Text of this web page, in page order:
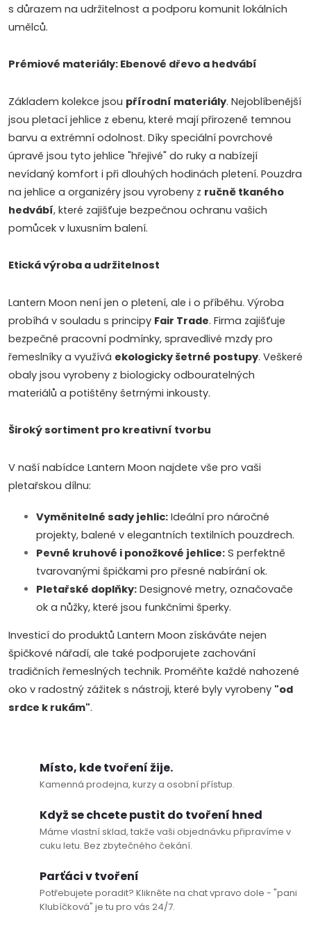
c
í
r
v
k
y
v
ý
i
s
u
s důrazem na udržitelnost a podporu komunit lokálních
umělců.
Prémiové materiály: Ebenové dřevo a hedvábí
Základem kolekce jsou přírodní materiály. Nejoblíbenější
jsou pletací jehlice z ebenu, které mají přirozeně temnou
barvu a extrémní odolnost. Díky speciální povrchové
úpravě jsou tyto jehlice "hřejivé" do ruky a nabízejí
nevídaný komfort i při dlouhých hodinách pletení. Pouzdra
na jehlice a organizéry jsou vyrobeny z ručně tkaného
hedvábí, které zajišťuje bezpečnou ochranu vašich
pomůcek v luxusním balení.
Etická výroba a udržitelnost
Lantern Moon není jen o pletení, ale i o příběhu. Výroba
probíhá v souladu s principy Fair Trade. Firma zajišťuje
bezpečné pracovní podmínky, spravedlivé mzdy pro
řemeslníky a využívá ekologicky šetrné postupy. Veškeré
obaly jsou vyrobeny z biologicky odbouratelných
materiálů a potištěny šetrnými inkousty.
Široký sortiment pro kreativní tvorbu
V naší nabídce Lantern Moon najdete vše pro vaši
pletařskou dílnu:
Vyměnitelné sady jehlic: Ideální pro náročné
projekty, balené v elegantních textilních pouzdrech.
Pevné kruhové i ponožkové jehlice: S perfektně
tvarovanými špičkami pro přesné nabírání ok.
Pletařské doplňky: Designové metry, označovače
ok a nůžky, které jsou funkčními šperky.
Investicí do produktů Lantern Moon získáváte nejen
špičkové nářadí, ale také podporujete zachování
tradičních řemeslných technik. Proměňte každé nahozené
oko v radostný zážitek s nástroji, které byly vyrobeny "od
srdce k rukám".
Místo, kde tvoření žije.
Kamenná prodejna, kurzy a osobní přístup.
Když se chcete pustit do tvoření hned
Máme vlastní sklad, takže vaši objednávku připravíme v
cuku letu. Bez zbytečného čekání.
Parťáci v tvoření
Potřebujete poradit? Klikněte na chat vpravo dole - "pani
Klubíčková" je tu pro vás 24/7.
Doprava a platby
Poslat